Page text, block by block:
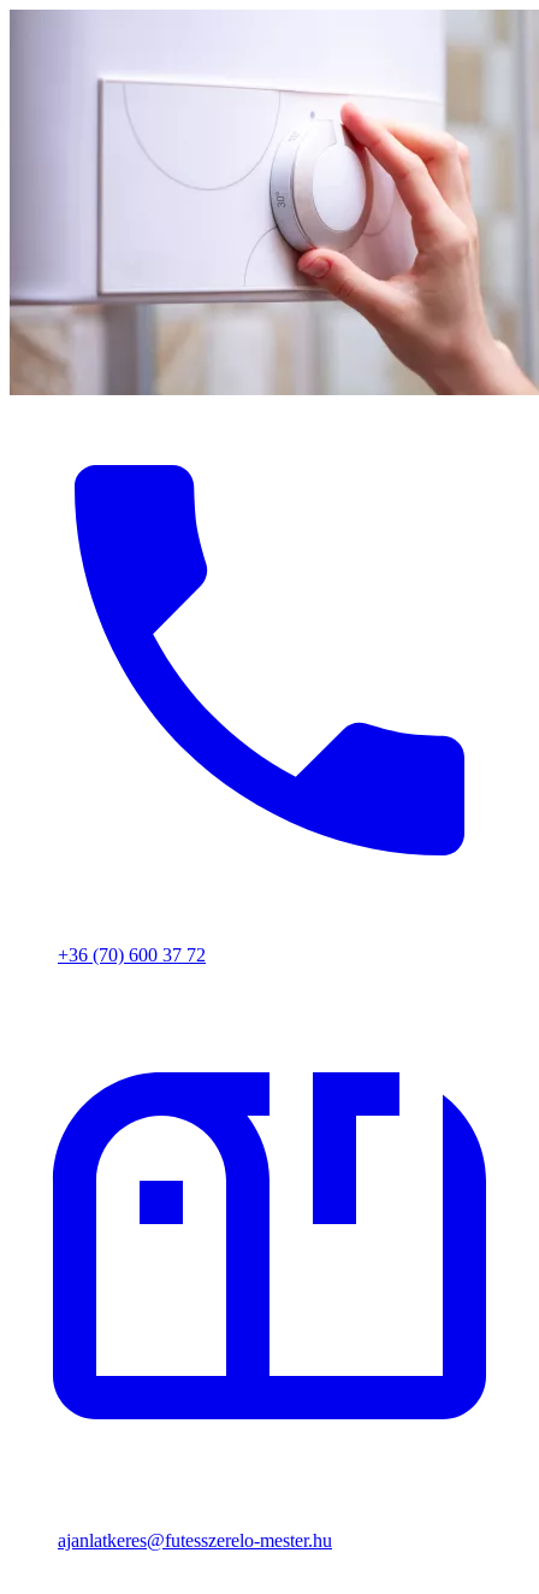
+36 (70) 600 37 72
ajanlatkeres@futesszerelo-mester.hu